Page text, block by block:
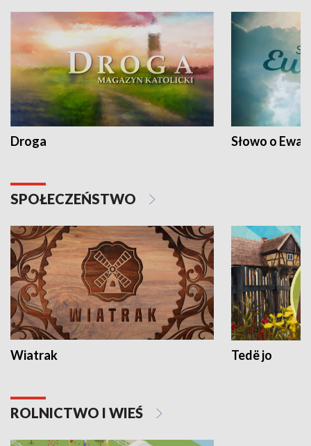
Droga Słowo o
SPOŁECZEŃSTWO
Wiatrak Tedë jo
ROLNICTWO I WIEŚ